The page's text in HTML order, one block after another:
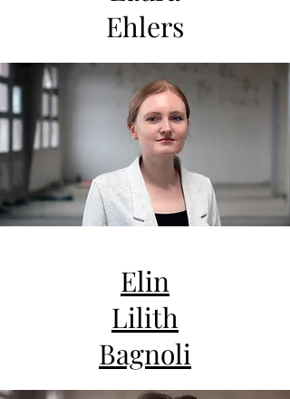
Ehlers
Elin
Lilith
Bagnoli